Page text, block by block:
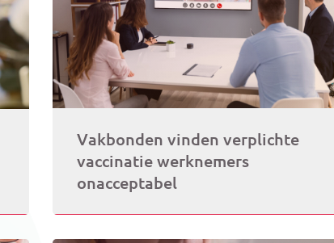
Vakbonden vinden verplichte
vaccinatie werknemers
onacceptabel